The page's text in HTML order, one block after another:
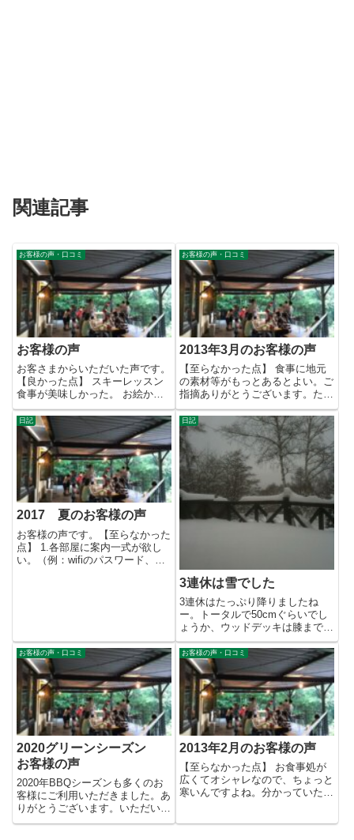
関連記事
お客様の声・口コミ
お客様の声
お客さまからいただいた声です。
【良かった点】 スキーレッスン
食事が美味しかった。 お絵かき
キッズルーム が案外子どもに...
お客様の声・口コミ
2013年3月のお客様の声
【至らなかった点】 食事に地元
の素材等がもっとあるとよい。ご
指摘ありがとうございます。ただ
冬場はなかなか難しいです。
【良...
日記
2017 夏のお客様の声
お客様の声です。【至らなかった
点】 1.各部屋に案内一式が欲し
い。（例：wifiのパスワード、施
日記
3連休は雪でした
3連休はたっぷり降りましたね
ー。トータルで50cmぐらいでし
ょうか、ウッドデッキは膝まで積
もってました。ちなみに今14日...
お客様の声・口コミ
2020グリーンシーズン
お客様の声
2020年BBQシーズンも多くのお
客様にご利用いただきました。あ
りがとうございます。いただいた
お客様の声です。【至らなか...
お客様の声・口コミ
2013年2月のお客様の声
【至らなかった点】 お食事処が
広くてオシャレなので、ちょっと
寒いんですよね。分かっていたか